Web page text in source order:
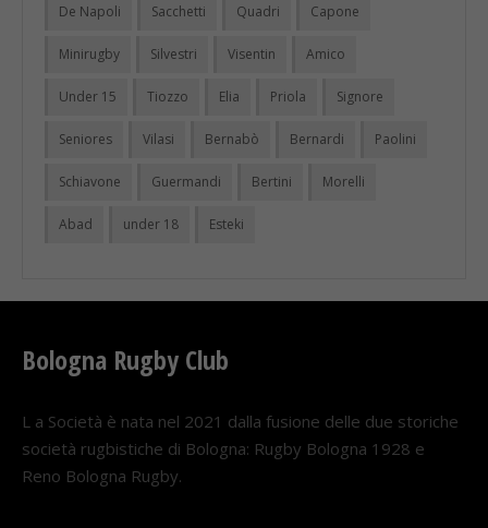
De Napoli Sacchetti Quadri Capone
Minirugby Silvestri Visentin Amico
Under 15 Tiozzo Elia Priola Signore
Seniores Vilasi Bernabò Bernardi Paolini
Schiavone Guermandi Bertini Morelli
Abad under 18 Esteki
Bologna Rugby Club
L a Società è nata nel 2021 dalla fusione delle due storiche
società rugbistiche di Bologna: Rugby Bologna 1928 e
Reno Bologna Rugby.